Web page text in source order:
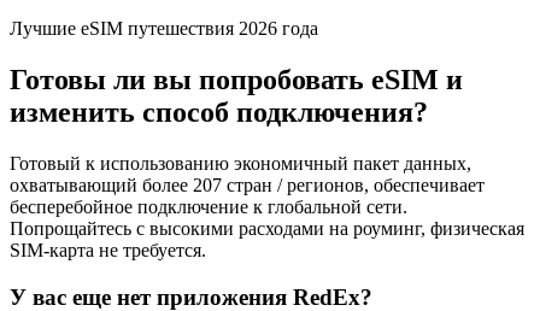
Лучшие eSIM путешествия 2026 года
Готовы ли вы попробовать eSIM и
изменить способ подключения?
Готовый к использованию экономичный пакет данных,
охватывающий более 207 стран / регионов, обеспечивает
бесперебойное подключение к глобальной сети.
Попрощайтесь с высокими расходами на роуминг, физическая
SIM-карта не требуется.
У вас еще нет приложения RedEx?